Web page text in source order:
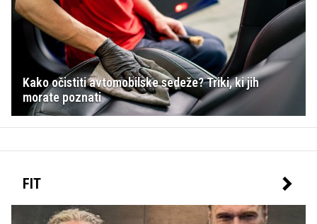
Kako očistiti avtomobilske sedeže? Triki, ki jih
morate poznati
FIT